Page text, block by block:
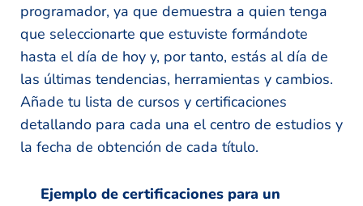
programador, ya que demuestra a quien tenga
que seleccionarte que estuviste formándote
hasta el día de hoy y, por tanto, estás al día de
las últimas tendencias, herramientas y cambios.
Añade tu lista de cursos y certificaciones
detallando para cada una el centro de estudios y
la fecha de obtención de cada título.
Ejemplo de certificaciones para un